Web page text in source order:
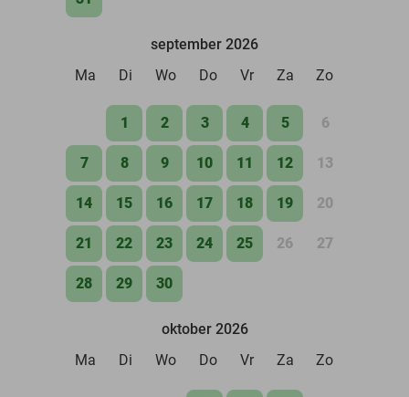
september 2026
Ma
Di Wo Do Vr Za Zo
1 2 3 4 5 6
7 8 9 10 11 12 13
14 15 16 17 18 19 20
21 22 23 24 25 26 27
28 29 30
oktober 2026
Ma
Di Wo Do Vr Za Zo